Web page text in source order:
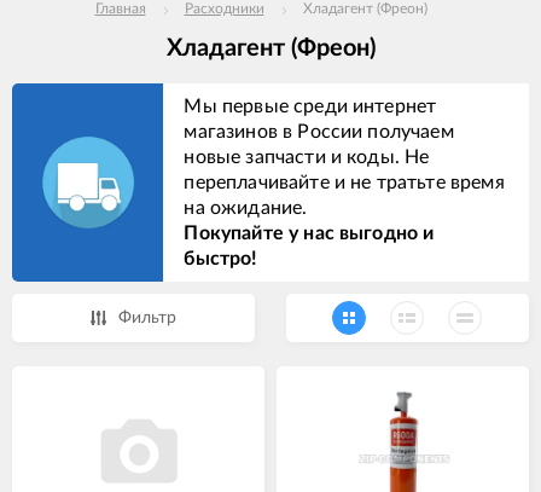
Главная Расходники Хладагент (Фреон)
Хладагент (Фреон)
Мы первые среди интернет
магазинов в России получаем
новые запчасти и коды. Не
переплачивайте и не тратьте время
на ожидание.
Покупайте у нас выгодно и
быстро!
Фильтр